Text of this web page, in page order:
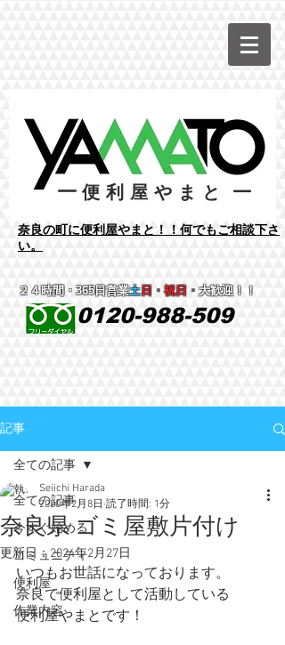
0120-988-509
２４時間 ・365日営業土日 ・祝日 ・大歓迎！！
​奈良の町に便利屋やまと！！何でもご相談下さ
い。
ー 便利屋やまと ー
記事
全ての記事
今すぐ始める
コミュニティ
便利屋
作業内容
全ての記事
奈良県 ゴミ屋敷片付け
Seiichi Harada
2020年2月8日 読了時間: 1分
更新日： 2024年2月27日
いつもお世話になっております。
奈良で便利屋として活動している
便利屋やまとです！